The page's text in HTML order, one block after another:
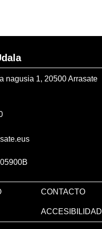
nagusia 1, 20500 Arrasate
CONTACTO
ACCESIBILIDAD